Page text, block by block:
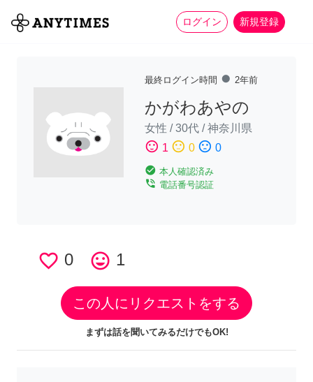
ログイン 新規登録
全て 家事 more_horiz
最終ログイン時間 fiber_manual_record 2年前
かがわあやの
女性 /30代 /神奈川県
sentiment_satisfied 1 sentiment_neutral 0 sentiment_dissatisfied 0
check_circle 本人確認済み
phone_in_talk 電話番号認証
favorite_border 0 tag_faces 1
この人にリクエストをする
まずは話を聞いてみるだけでもOK!